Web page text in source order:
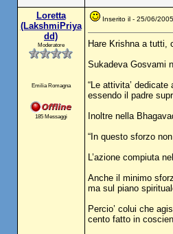
Loretta
(LakshmiPriya
dd)
Moderatore
Emilia Romagna
185 Messaggi
Inserito il - 25/06/
Hare Krishna a tutti,
Sukadeva Gosvami
“Le attivita’
essendo il padre
Inoltre nella
“In questo sforzo
L’azione compiuta
Anche il minimo
ma sul piano
Percio’ colui che
cento fatto in